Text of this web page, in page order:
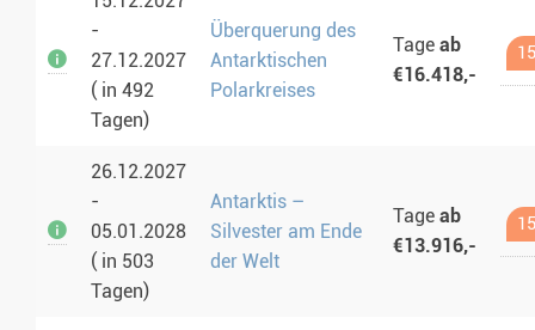
-
27.12.2027
( in 492
Tagen)
Überquerung des
Antarktischen
Polarkreises
Tage ab
€16.418,-
26.12.2027
-
05.01.2028
( in 503
Tagen)
Antarktis –
Silvester am Ende
der Welt
Tage ab
€13.916,-